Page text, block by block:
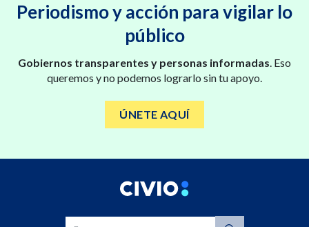
Periodismo y acción para vigilar lo
público
Gobiernos transparentes y personas informadas. Eso
queremos y no podemos lograrlo sin tu apoyo.
ÚNETE AQUÍ